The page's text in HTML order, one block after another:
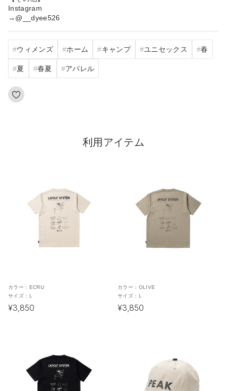
Instagram
→@__dyee526
ウィメンズ ホーム キャンプ ユニセックス 春
夏 春夏 アパレル
利用アイテム
カラー： ECRU
サイズ： L
¥3,850
カラー： OLIVE
サイズ： L
¥3,850